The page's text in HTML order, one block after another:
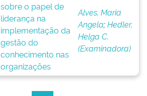
sobre o papel de
liderança na
implementação da
gestão do
conhecimento nas
organizações
Alves, Maria
Angela;Hedler,
Helga C.
(Examinadora)